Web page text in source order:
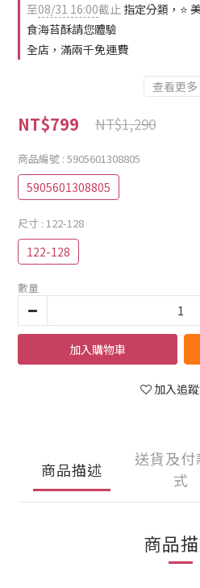
至08/31 16:00截止 指定分類，⭐
食海苔酥請您體驗
全店，滿兩千免運費
查看更多
NT$799 NT$1,290
商品編號 : 5905601308805
5905601308805
尺寸 : 122-128
122-128
數量
加入購物車
加入追
商品描述
送貨及付
式
商品